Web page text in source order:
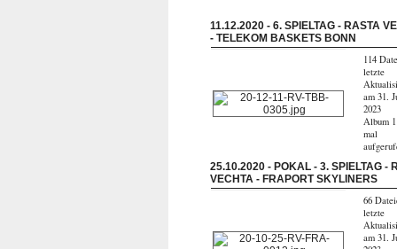
11.12.2020 - 6. SPIELTAG - RASTA
- TELEKOM BASKETS BONN
114
letzte
am 31.
2023
Album
mal
25.10.2020 - POKAL - 3. SPIELTAG -
VECHTA - FRAPORT SKYLINERS
66
letzte
am 31.